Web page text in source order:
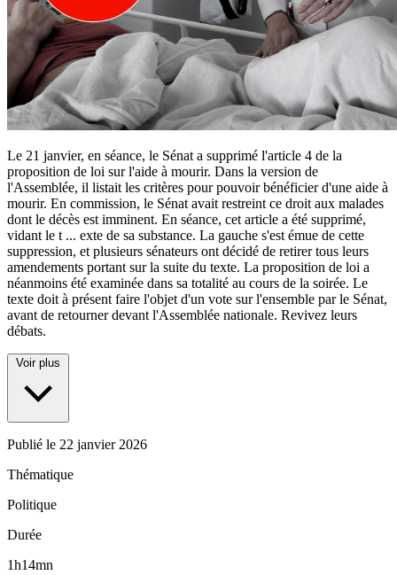
Le 21 janvier, en séance, le Sénat a supprimé l'article 4 de la
proposition de loi sur l'aide à mourir. Dans la version de
l'Assemblée, il listait les critères pour pouvoir bénéficier d'une aide à
mourir. En commission, le Sénat avait restreint ce droit aux malades
dont le décès est imminent. En séance, cet article a été supprimé,
vidant le t ... exte de sa substance. La gauche s'est émue de cette
suppression, et plusieurs sénateurs ont décidé de retirer tous leurs
amendements portant sur la suite du texte. La proposition de loi a
néanmoins été examinée dans sa totalité au cours de la soirée. Le
texte doit à présent faire l'objet d'un vote sur l'ensemble par le Sénat,
avant de retourner devant l'Assemblée nationale. Revivez leurs
débats.
Voir plus
Publié le 22 janvier 2026
Thématique
Politique
Durée
1h14mn